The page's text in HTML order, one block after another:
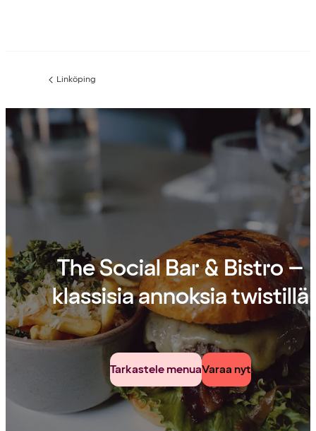
Edellinen
Linköping
The Social Bar & Bistro –
klassisia annoksia twistillä
Tarkastele menuaVaraa nyt